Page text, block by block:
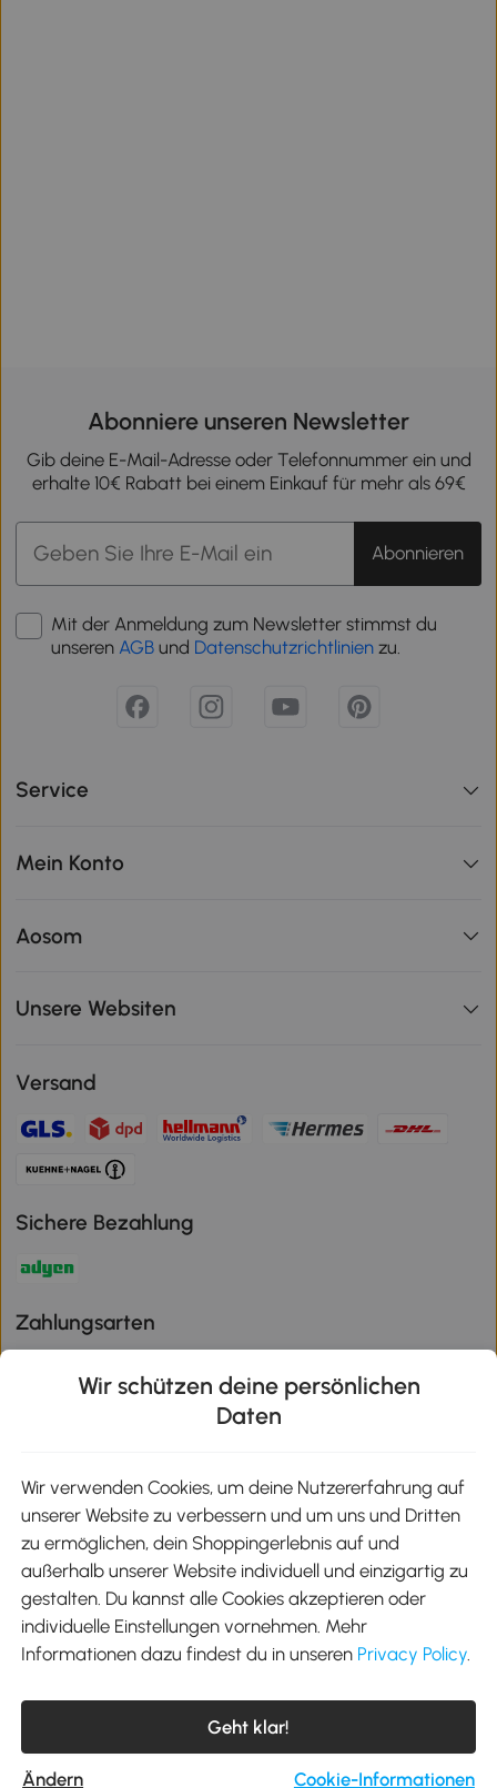
Abonniere unseren Newsletter
Gib deine E-Mail-Adresse oder Telefonnummer ein und
erhalte 10€ Rabatt bei einem Einkauf für mehr als 69€
Abonnieren
Mit der Anmeldung zum Newsletter stimmst du
unseren AGB und Datenschutzrichtlinien zu.
Service
Mein Konto
Aosom
Unsere Websiten
Versand
Sichere Bezahlung
Zahlungsarten
Aosom-App
Google Play
Tel.: +49 40 87408465
kontakt@aosom.de
Telefonservice Mo.-Fr. 9:00-17:30 Uhr
MH Handel GmbH, Wendenstraße 309, 20537 Hamburg
Wir schützen deine persönlichen
Daten
Wir verwenden Cookies, um deine Nutzererfahrung auf
unserer Website zu verbessern und um uns und Dritten
zu ermöglichen, dein Shoppingerlebnis auf und
außerhalb unserer Website individuell und einzigartig zu
gestalten. Du kannst alle Cookies akzeptieren oder
individuelle Einstellungen vornehmen. Mehr
Informationen dazu findest du in unseren Privacy Policy.
Geht klar!
Ändern Cookie-Informationen